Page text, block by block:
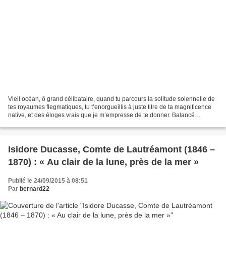
Vieil océan, ô grand célibataire, quand tu parcours la solitude solennelle de
tes royaumes flegmatiques, tu t’enorgueillis à juste titre de ta magnificence
native, et des éloges vrais que je m’empresse de te donner. Balancé
Isidore Ducasse, Comte de Lautréamont (1846 –
1870) : « Au clair de la lune, près de la mer »
Publié le 24/09/2015 à 08:51
Par bernard22